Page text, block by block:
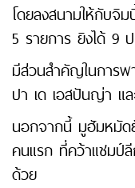
โดยลงสนามให้กับจิ
5 รายการ ยิงได้ 9
มีส่วนสำคัญในการพ
ปา เด เอสปันญ่า แ
นอกจากนี้ มูฮัมหมัด
คนแรก ที่คว้าแชมป์ลี
ด้วย